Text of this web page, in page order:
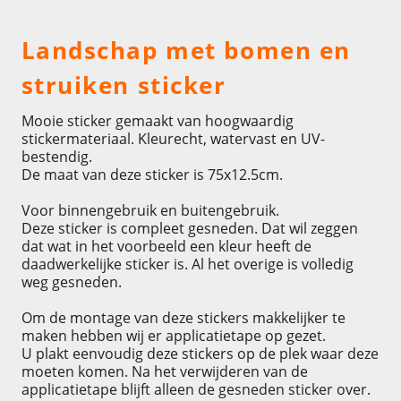
Landschap met bomen en
struiken sticker
Mooie sticker gemaakt van hoogwaardig
stickermateriaal. Kleurecht, watervast en UV-
bestendig.
De maat van deze sticker is 75x12.5cm.
Voor binnengebruik en buitengebruik.
Deze sticker is compleet gesneden. Dat wil zeggen
dat wat in het voorbeeld een kleur heeft de
daadwerkelijke sticker is. Al het overige is volledig
weg gesneden.
Om de montage van deze stickers makkelijker te
maken hebben wij er applicatietape op gezet.
U plakt eenvoudig deze stickers op de plek waar deze
moeten komen. Na het verwijderen van de
applicatietape blijft alleen de gesneden sticker over.